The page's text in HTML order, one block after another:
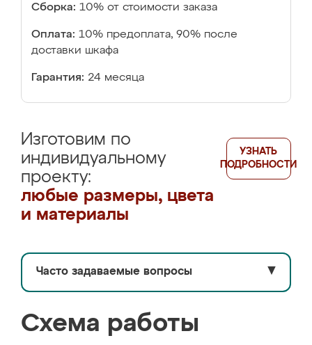
Сборка: 10% от стоимости заказа
Оплата: 10% предоплата, 90% после
доставки шкафа
Гарантия: 24 месяца
Изготовим по
индивидуальному
проекту:
любые размеры, цвета
и материалы
УЗНАТЬ
ПОДРОБНОСТИ
Часто задаваемые вопросы ▼
Схема работы